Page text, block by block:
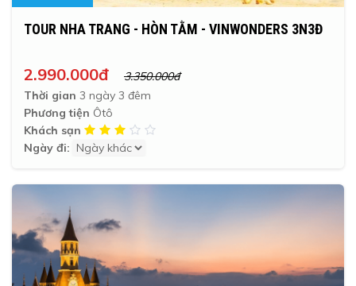
TOUR NHA TRANG - HÒN TẰM - VINWONDERS 3N3Đ
2.990.000đ
3.350.000đ
Thời gian 3 ngày 3 đêm
Phương tiện Ôtô
Khách sạn
Ngày đi: